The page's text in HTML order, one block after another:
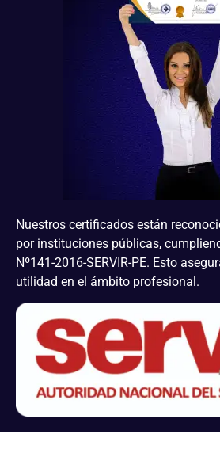
Nuestros certificados están
por instituciones públicas,
Nº141-2016-SERVIR-PE. Esto
utilidad en el ámbito profesional.